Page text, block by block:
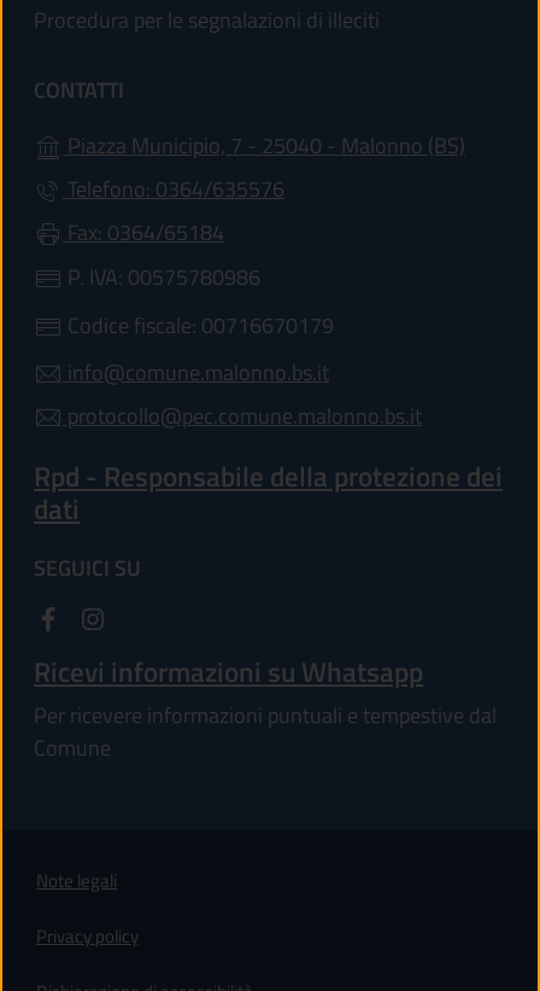
Procedura per le segnalazioni di illeciti
CONTATTI
Piazza Municipio, 7 - 25040 - Malonno (BS)
Telefono: 0364/635576
Fax: 0364/65184
P. IVA: 00575780986
Codice fiscale: 00716670179
info@comune.malonno.bs.it
protocollo@pec.comune.malonno.bs.it
Rpd - Responsabile della protezione dei
dati
SEGUICI SU
Ricevi informazioni su Whatsapp
Per ricevere informazioni puntuali e tempestive dal
Comune
Note legali
Privacy policy